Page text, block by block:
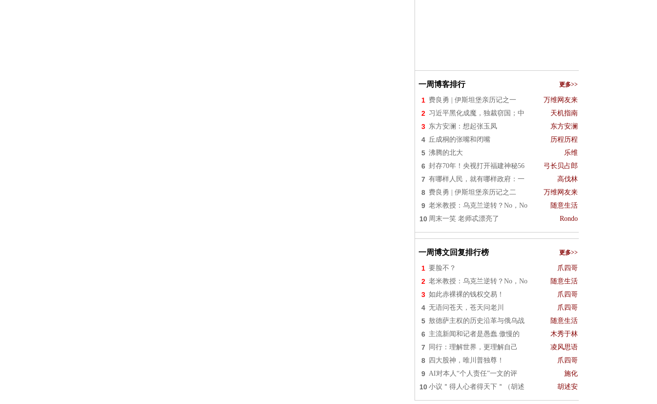
一周博客排行 更多>>
1 费良勇 | 伊斯坦堡亲历记之一 万维网友来
2 习近平黑化成魔，独裁窃国；中 天机指南
3 东方安澜：想起张玉凤 东方安澜
4 丘成桐的张嘴和闭嘴 历程历程
5 沸腾的北大 乐维
6 封存70年！央视打开福建神秘56 弓长贝占郎
7 有哪样人民，就有哪样政府：一 高伐林
8 费良勇 | 伊斯坦堡亲历记之二 万维网友来
9 老米教授：乌克兰逆转？No，No 随意生活
10 周末一笑 老师忒漂亮了 Rondo
一周博文回复排行榜 更多>>
1 要脸不？ 爪四哥
2 老米教授：乌克兰逆转？No，No 随意生活
3 如此赤裸裸的钱权交易！ 爪四哥
4 无语问苍天，苍天问老川 爪四哥
5 敖德萨主权的历史沿革与俄乌战 随意生活
6 主流新闻和记者是愚蠢.傲慢的 木秀于林
7 同行：理解世界，更理解自己 凌风思语
8 四大股神，唯川普独尊！ 爪四哥
9 AI对本人“个人责任”一文的评 施化
10 小议＂得人心者得天下＂（胡述 胡述安